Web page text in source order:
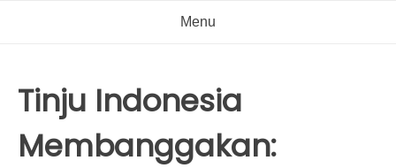
Menu
Tinju Indonesia
Membanggakan: